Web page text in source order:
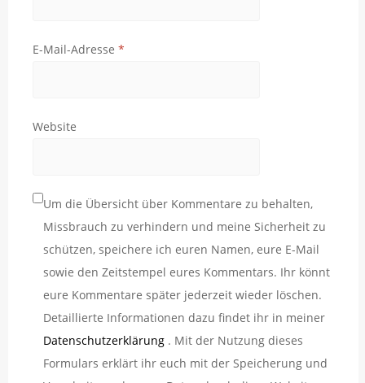
E-Mail-Adresse *
Website
Um die Übersicht über Kommentare zu behalten,
Missbrauch zu verhindern und meine Sicherheit zu
schützen, speichere ich euren Namen, eure E-Mail
sowie den Zeitstempel eures Kommentars. Ihr könnt
eure Kommentare später jederzeit wieder löschen.
Detaillierte Informationen dazu findet ihr in meiner
Datenschutzerklärung . Mit der Nutzung dieses
Formulars erklärt ihr euch mit der Speicherung und